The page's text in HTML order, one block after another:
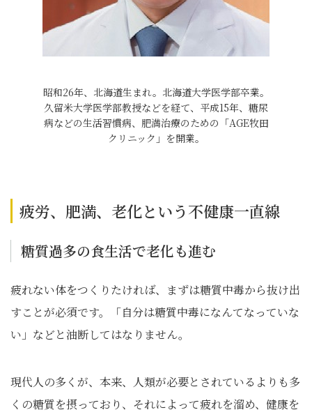
昭和26年、北海道生まれ。北海道大学医学部卒業。
久留米大学医学部教授などを経て、平成15年、糖尿
病などの生活習慣病、肥満治療のための「AGE牧田
クリニック」を開業。
疲労、肥満、老化という不健康一直線
糖質過多の食生活で老化も進む
疲れない体をつくりたければ、まずは糖質中毒から抜け出
すことが必須です。「自分は糖質中毒になんてなっていな
い」などと油断してはなりません。
現代人の多くが、本来、人類が必要とされているよりも多
くの糖質を摂っており、それによって疲れを溜め、健康を